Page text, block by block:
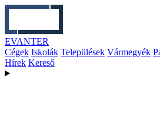
EVANTER
Cégek Iskolák Települések Vármegyék
Hírek Kereső